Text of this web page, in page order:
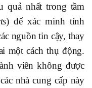
quả nhất trong tầm
) để xác minh tính
nguồn tin cậy, thay
một cách thụ động.
viên không được
nhà cung cấp này